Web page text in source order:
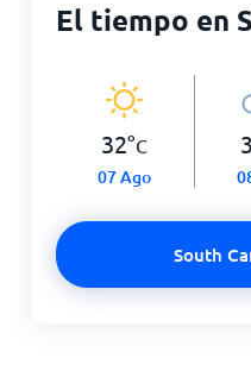
El tiempo en
32°C
07 Ago
South